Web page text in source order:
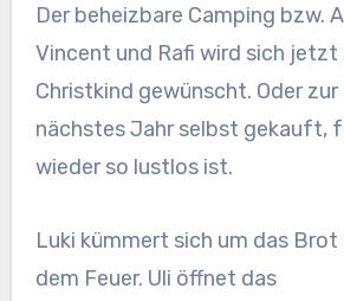
Der beheizbare Camping bzw.
Vincent und Rafi wird sich jetzt
Christkind gewünscht. Oder
nächstes Jahr selbst gekauft,
wieder so lustlos ist.
Luki kümmert sich um das Brot
dem Feuer. Uli öffnet das